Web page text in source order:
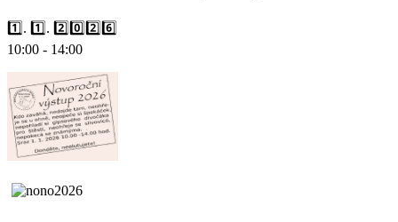
1️⃣. 1️⃣. 2️⃣0️⃣2️⃣6️⃣
10:00 - 14:00